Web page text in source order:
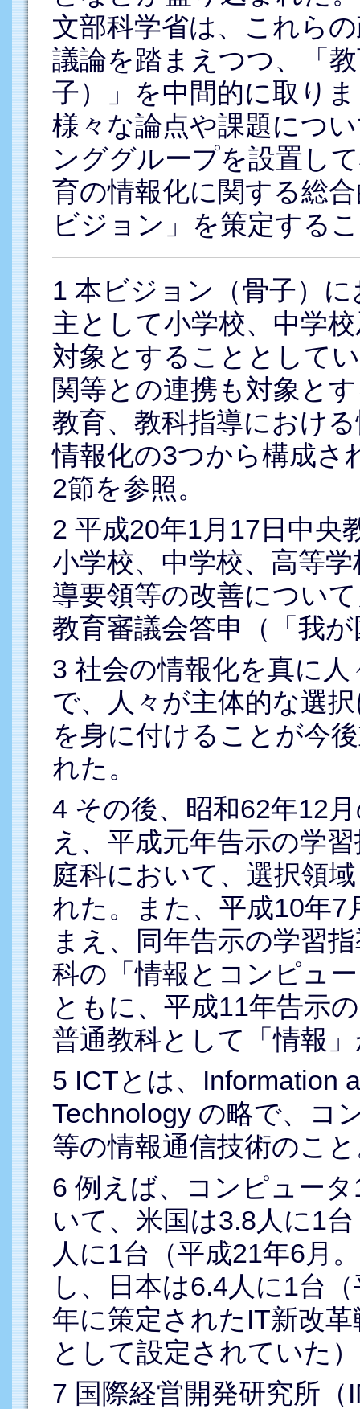
文部科学省は、これら
議論を踏まえつつ、「
子）」を中間的に取り
様々な論点や課題につ
ンググループを設置し
育の情報化に関する総
ビジョン」を策定する
1 本ビジョン（骨子）
主として小学校、中学
対象とすることとして
関等との連携も対象と
教育、教科指導におけ
情報化の3つから構成さ
2節を参照。
2 平成20年1月17日中央
小学校、中学校、高等
導要領等の改善につい
教育審議会答申（「我
3 社会の情報化を真に
で、人々が主体的な選
を身に付けることが今
れた。
4 その後、昭和62年12
え、平成元年告示の学
庭科において、選択領
れた。また、平成10年7
まえ、同年告示の学習
科の「情報とコンピュ
ともに、平成11年告示
普通教科として「情報
5 ICTとは、Information
Technology の略で、コ
等の情報通信技術のこ
6 例えば、コンピュー
いて、米国は3.8人に1
人に1台（平成21年6月
し、日本は6.4人に1台
年に策定されたIT新改
として設定されていた
7 国際経営開発研究所